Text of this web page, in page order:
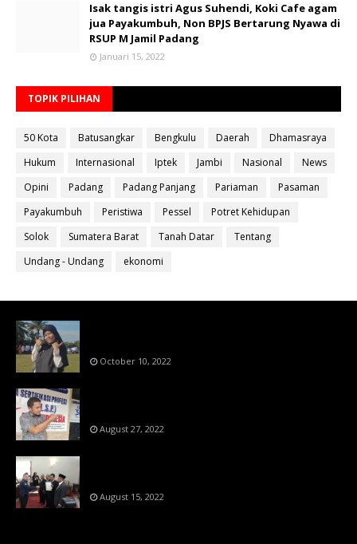
Isak tangis istri Agus Suhendi, Koki Cafe agam
jua Payakumbuh, Non BPJS Bertarung Nyawa di
RSUP M Jamil Padang
Januari 15, 2022
TOPIK PILIHAN
50 Kota Batusangkar Bengkulu Daerah
Dhamasraya
Hukum
Internasional Iptek Jambi Nasional
News
Opini
Padang Padang Panjang Pariaman
Pasaman
Payakumbuh
Peristiwa Pessel
Potret Kehidupan
Solok
Sumatera Barat Tanah Datar
Tentang
Undang - Undang
ekonomi
October 10, 2022
August 27, 2022
August 15, 2022